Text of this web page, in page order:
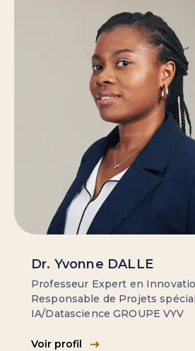
Dr. Yvonne DALLE
Professeur Expert en
Responsable de Projets
IA/Datascience GROUPE VYV
Voir profil